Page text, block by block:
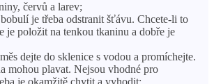
červů a larev;
je třeba odstranit šťávu. Chcete-li to
je položit na tenkou tkaninu a dobře je
dejte do sklenice s vodou a promíchejte.
mohou plavat. Nejsou vhodné pro
je okamžitě chytit a vyhodit;